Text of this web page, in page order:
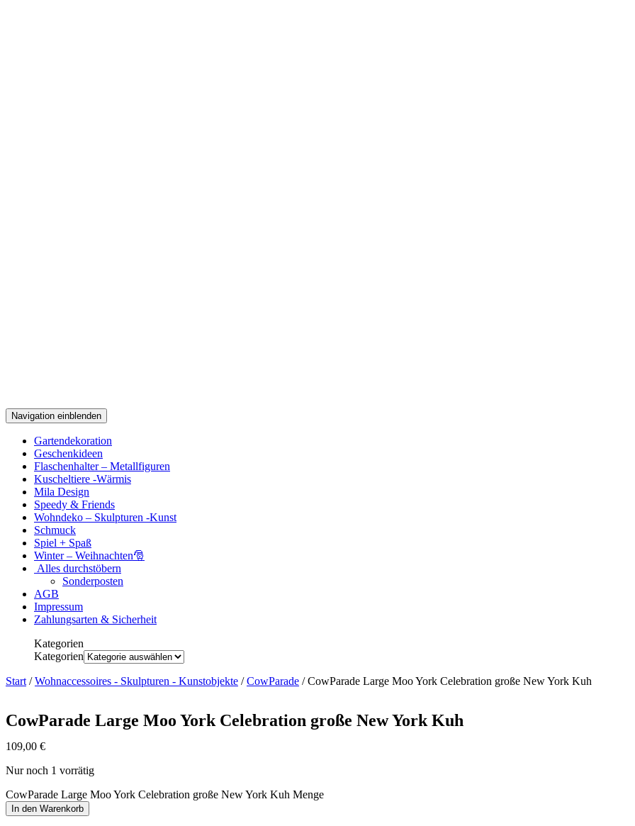
Navigation einblenden
Gartendekoration
Geschenkideen
Flaschenhalter – Metallfiguren
Kuscheltiere -Wärmis
Mila Design
Speedy & Friends
Wohndeko – Skulpturen -Kunst
Schmuck
Spiel + Spaß
Winter – Weihnachten🎅
Alles durchstöbern
Sonderposten
AGB
Impressum
Zahlungsarten & Sicherheit
Kategorien
Kategorien
Start /Wohnaccessoires - Skulpturen - Kunstobjekte /CowParade / CowParade Large Moo York Celebration große New York Kuh
CowParade Large Moo York Celebration große New York Kuh
109,00 €
Nur noch 1 vorrätig
CowParade Large Moo York Celebration große New York Kuh Menge
In den Warenkorb